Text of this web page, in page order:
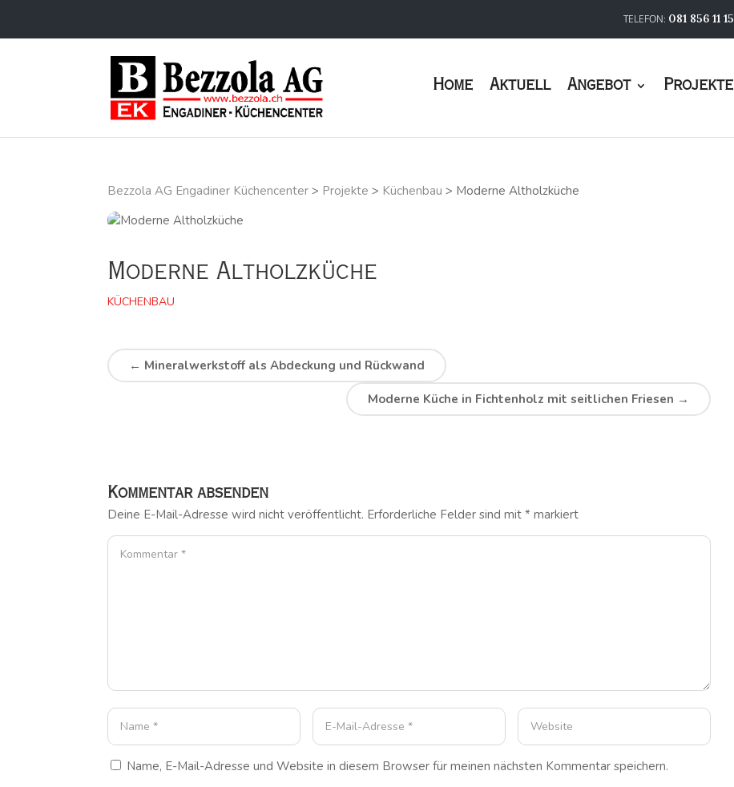
081 856 11 15
Home Aktuell Angebot Projekte
Bezzola AG Engadiner Küchencenter > Projekte > Küchenbau > Moderne Altholzküche
Moderne Altholzküche
KÜCHENBAU
← Mineralwerkstoff als Abdeckung und Rückwand
Moderne Küche in Fichtenholz mit seitlichen Friesen →
Kommentar absenden
Deine E-Mail-Adresse wird nicht veröffentlicht. Erforderliche Felder sind mit* markiert
Name, E-Mail-Adresse und Website in diesem Browser für meinen nächsten Kommentar speichern.